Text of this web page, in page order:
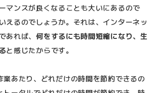
マンスが良くなることも大いにあるので
えるのでしょうか。それは、インターネッ
あれば、何をするにも時間短縮になり、生
と感じたからです。
業あたり、どれだけの時間を節約できるの